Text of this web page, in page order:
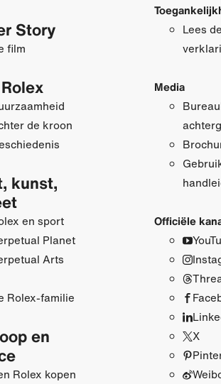
Story
film
de kroon
kunst,
en sport
Planet
Arts
Rolex-familie
en
Rolex kopen
Lees de
Media
Officiële
X